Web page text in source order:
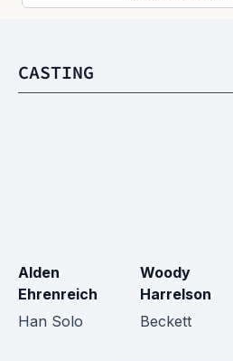
CASTING
Alden
Ehrenreich
Han Solo
Woody
Harrelson
Beckett